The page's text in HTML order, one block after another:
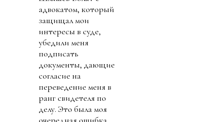
адвокатом, который
защищал мои
интересы в суде,
убедили меня
подписать
документы, дающие
согласие на
переведение меня в
ранг свидетеля по
делу. Это была моя